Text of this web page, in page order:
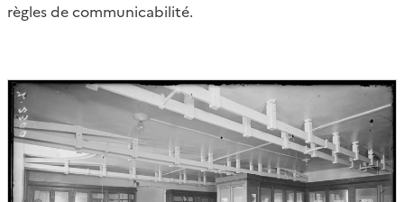
règles de communicabilité.